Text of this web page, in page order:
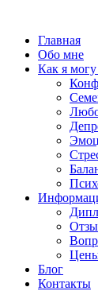
Главная
Обо мне
Как я
Блог
Контакты